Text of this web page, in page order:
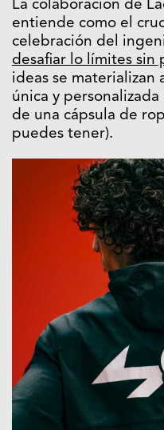
La colaboración de
entiende como el
celebración del
desafiar lo límites sin
ideas se materializan
única y
de una cápsula de
puedes tener).